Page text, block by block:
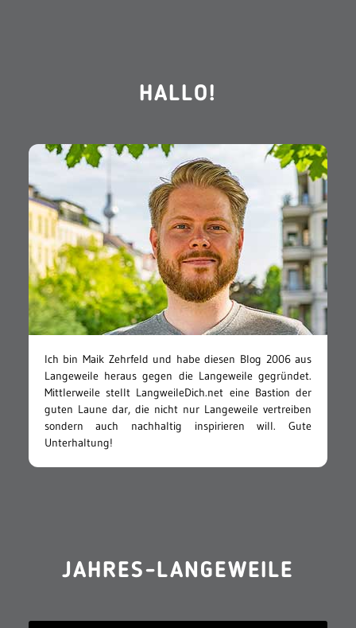
HALLO!
Ich bin Maik Zehrfeld und habe diesen Blog 2006 aus
Langeweile heraus gegen die Langeweile gegründet.
Mittlerweile stellt LangweileDich.net eine Bastion der
guten Laune dar, die nicht nur Langeweile vertreiben
sondern auch nachhaltig inspirieren will. Gute
Unterhaltung!
JAHRES-LANGEWEILE